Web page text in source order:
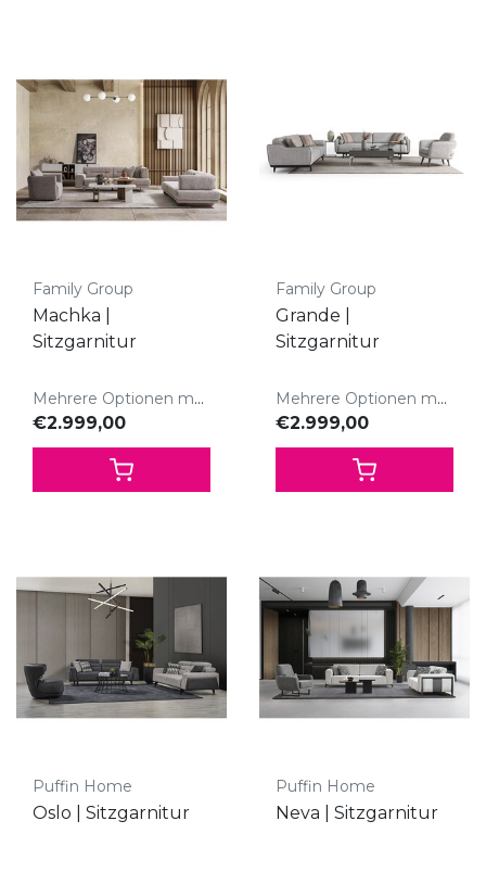
Family Group
Machka |
Sitzgarnitur
Mehrere Optionen möglich
€2.999,00
Family Group
Grande |
Sitzgarnitur
Mehrere Optionen möglich
€2.999,00
Puffin Home
Oslo | Sitzgarnitur
Puffin Home
Neva | Sitzgarnitur